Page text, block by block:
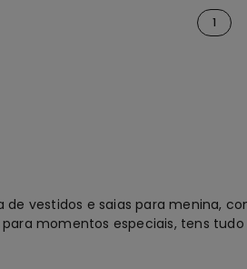
1
vestidos e saias para menina,
momentos especiais, tens